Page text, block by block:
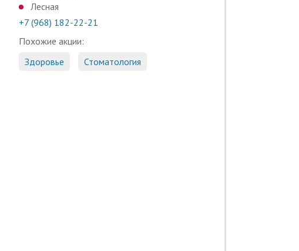
Лесная
+7 (968) 182-22-21
Похожие акции:
Здоровье
Стоматология